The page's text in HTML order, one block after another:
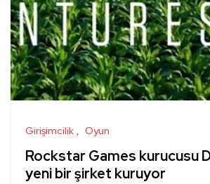
Girişimcilik Oyun
Rockstar Games kurucusu
yeni bir şirket kuruyor